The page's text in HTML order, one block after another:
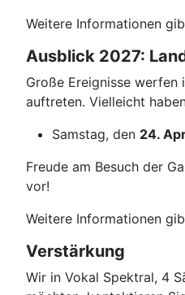
Weitere Informationen
Ausblick 2027:
Große Ereignisse werfen
auftreten. Vielleicht
Samstag, den 24.
Freude am Besuch der
vor!
Weitere Informationen
Verstärkung
Wir in Vokal Spektral, 4